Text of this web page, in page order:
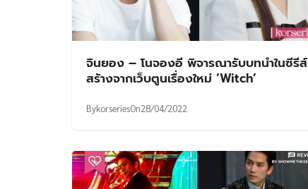
จินยอง – โนจองอี พิจารณารับบทนำในซีรีส์
สร้างจากเว็บตูนเรื่องใหม่ ‘Witch’
BykorseriesOn28/04/2022